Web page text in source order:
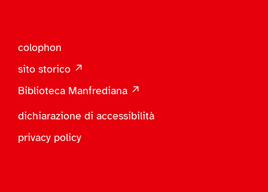
colophon
sito storico ↗
Biblioteca Manfrediana ↗
dichiarazione di accessibilità
privacy policy